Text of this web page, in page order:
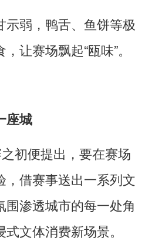
弱，鸭舌、鱼饼等极
让赛场飘起“瓯味”。
城
初便提出，要在赛场
，借赛事送出一系列文
渗透城市的每一处角
文体消费新场景。